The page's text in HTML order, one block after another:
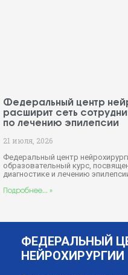
Федеральный центр
расширит сеть
по лечению эпилепсии
21 июля, 2026
Федеральный центр
образовательный курс,
диагностике и лечению
Подробнее... »
ФЕДЕРАЛЬНЫЙ
НЕЙРОХИРУРГИИ